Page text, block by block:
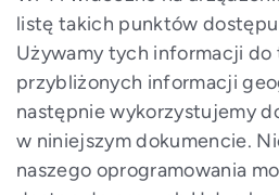
listę takich punktów
Używamy tych informacji
przybliżonych informacji
następnie wykorzystujemy
w niniejszym dokumencie.
naszego oprogramowania